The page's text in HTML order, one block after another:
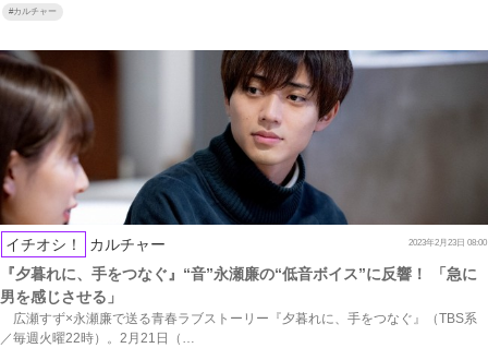
#カルチャー
イチオシ！ カルチャー 2023年2月23日 08:00
『夕暮れに、手をつなぐ』“音”永瀬廉の“低音ボイス”に反響！ 「急に
男を感じさせる」
広瀬すず×永瀬廉で送る青春ラブストーリー『夕暮れに、手をつなぐ』（TBS系
／毎週火曜22時）。2月21日（…